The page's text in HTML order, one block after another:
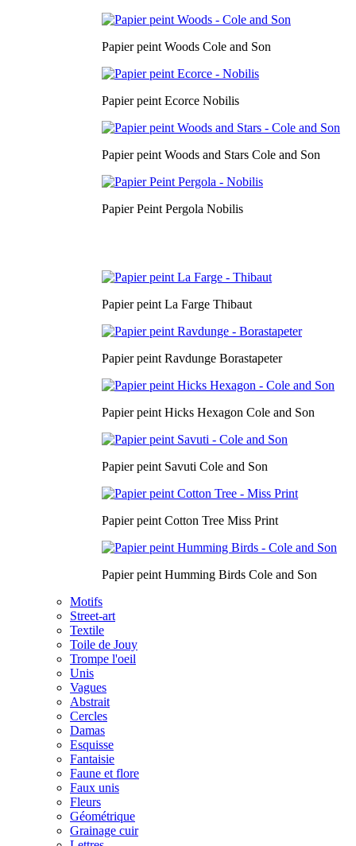
Papier peint Woods Cole and Son
Papier peint Ecorce Nobilis
Papier peint Woods and Stars Cole and Son
Papier Peint Pergola Nobilis
Papier peint La Farge Thibaut
Papier peint Ravdunge Borastapeter
Papier peint Hicks Hexagon Cole and Son
Papier peint Savuti Cole and Son
Papier peint Cotton Tree Miss Print
Papier peint Humming Birds Cole and Son
Motifs
Street-art
Textile
Toile de Jouy
Trompe l'oeil
Unis
Vagues
Abstrait
Cercles
Damas
Esquisse
Fantaisie
Faune et flore
Faux unis
Fleurs
Géométrique
Grainage cuir